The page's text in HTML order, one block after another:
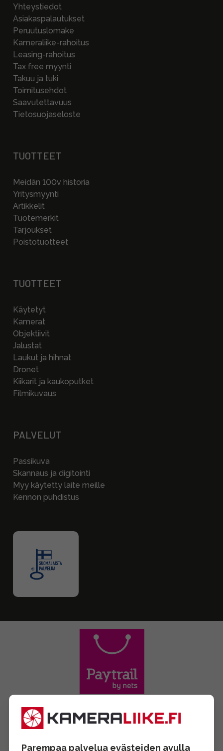
Yhteystiedot
Asiakaspalautukset
Peruutuslomake
Kameraliike-rahoitus
Leasing-rahoitus
Tax free myynti
Takuu ja tuki
Toimitusehdot
Saavutettavuus
Tietosuojaseloste
TUOTTEET
Meidän 100v historia
Yritysmyynti
Artikkelit
Tuotemerkit
Tarjoukset
Poistotuotteet
TUOTTEET
Käytetyt
Kamerat
Objektiivit
Jalustat
Laukut ja hihnat
Dronet
Kiikarit ja kaukoputket
Filmikuvaus
PALVELUT
Passikuva
Skannaus ja digitointi
Myy käytetty laite meille
Kennon puhdistus
Parempaa palvelua evästeiden avulla